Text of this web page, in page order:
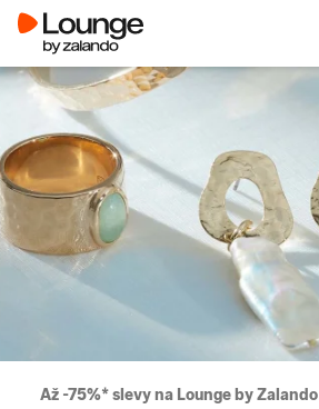
Až -75%* slevy na Lounge by Zalando